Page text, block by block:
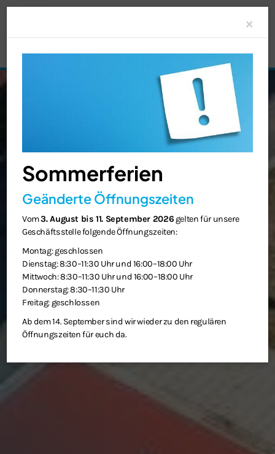
×
Sommerferien
Geänderte Öffnungszeiten
Vom3. August bis 11. September 2026 gelten für unsere
Geschäftsstelle folgende Öffnungszeiten:
Montag: geschlossen
Dienstag: 8:30–11:30 Uhr und 16:00–18:00 Uhr
Mittwoch: 8:30–11:30 Uhr und 16:00–18:00 Uhr
Donnerstag: 8:30–11:30 Uhr
Freitag: geschlossen
Ab dem 14. September sind wir wieder zu den regulären
Öffnungszeiten für euch da.